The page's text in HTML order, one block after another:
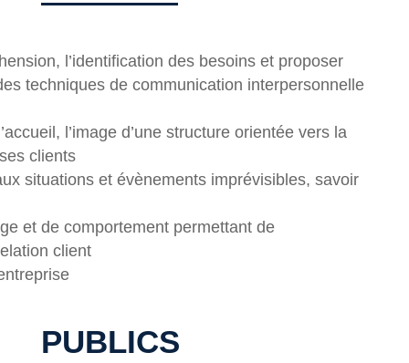
l’identification des besoins et proposer
techniques de communication interpersonnelle
l’image d’une structure orientée vers la
clients
situations et évènements imprévisibles, savoir
et de comportement permettant de
client
PUBLICS